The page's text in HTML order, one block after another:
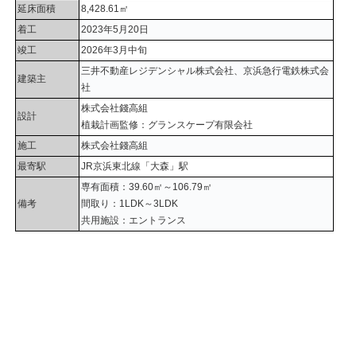
延床面積
8,428.61㎡
着工
2023年5月20日
竣工
2026年3月中旬
建築主
三井不動産レジデンシャル株式会社、京浜急行電鉄株式会
社
設計
株式会社錢高組
植栽計画監修：グランスケープ有限会社
施工
株式会社錢高組
最寄駅
JR京浜東北線「大森」駅
備考
専有面積：39.60㎡～106.79㎡
間取り：1LDK～3LDK
共用施設：エントランス